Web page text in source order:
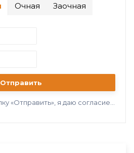
Очная Заочная
Отправить
согласие на обработку персональных данных в соответствии с нашей